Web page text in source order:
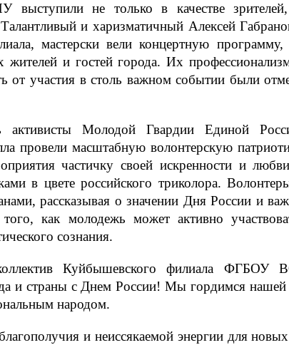
выступили не только в качестве
и харизматичный Алексей
мастерски вели концертную программу,
жителей и гостей города. Их
от участия в столь важном событии были
активисты Молодой Гвардии Единой
провели масштабную волонтерскую
частичку своей искренности и
в цвете российского триколора.
рассказывая о значении Дня России и
как молодежь может активно
сознания.
Куйбышевского филиала ФГБОУ
и страны с Днем России! Мы гордимся нашей
народом.
и неиссякаемой энергии для